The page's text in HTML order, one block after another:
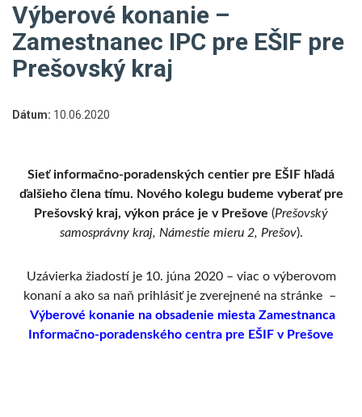
menu
Skočiť
na
užívateľské
menu
na
Výberové konanie –
Zamestnanec IPC pre EŠIF pre
Prešovský kraj
Dátum: 10.06.2020
Sieť informačno-poradenských centier pre EŠIF hľadá
ďalšieho člena tímu. Nového kolegu budeme vyberať pre
Prešovský kraj, výkon práce je v Prešove (Prešovský
samosprávny kraj, Námestie mieru 2, Prešov).
Uzávierka žiadostí je 10. júna 2020– viac o výberovom
konaní a ako sa naň prihlásiť je zverejnené na stránke –
Výberové konanie na obsadenie miesta Zamestnanca
Informačno-poradenského centra pre EŠIF v Prešove